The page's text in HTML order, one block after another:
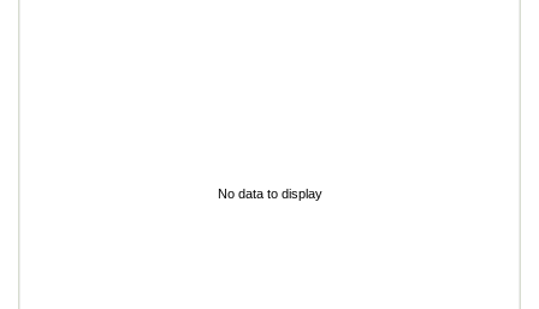
No data to display